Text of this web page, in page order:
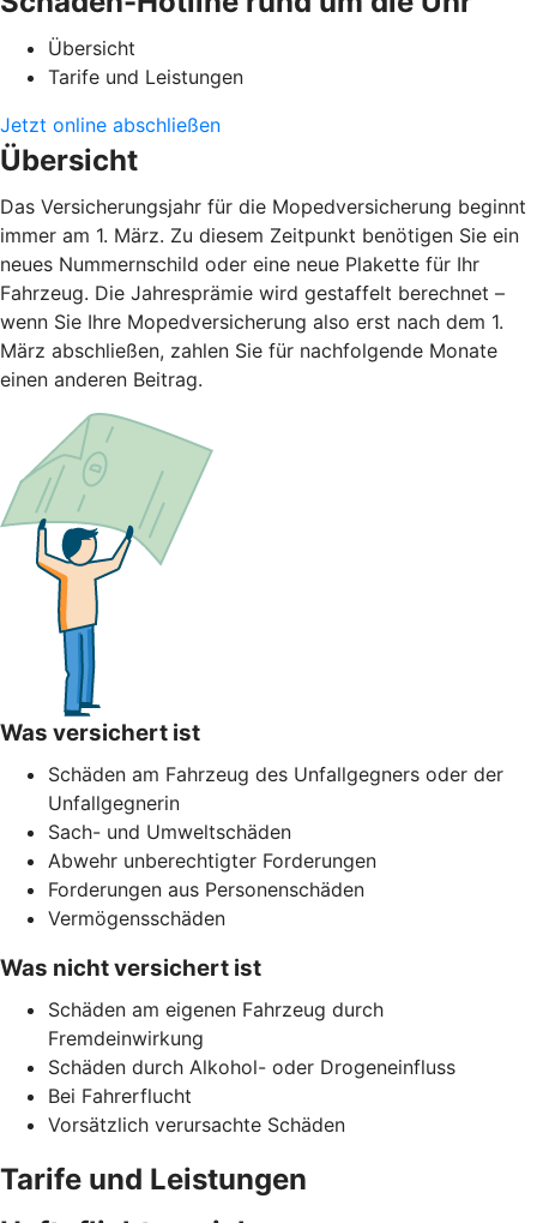
Übersicht
Tarife und Leistungen
Jetzt online abschließen
Übersicht
Das Versicherungsjahr für die Mopedversicherung beginnt
immer am 1. März. Zu diesem Zeitpunkt benötigen Sie ein
neues Nummernschild oder eine neue Plakette für Ihr
Fahrzeug. Die Jahresprämie wird gestaffelt berechnet –
wenn Sie Ihre Mopedversicherung also erst nach dem 1.
März abschließen, zahlen Sie für nachfolgende Monate
einen anderen Beitrag.
Was versichert ist
Schäden am Fahrzeug des Unfallgegners oder der
Unfallgegnerin
Sach- und Umweltschäden
Abwehr unberechtigter Forderungen
Forderungen aus Personenschäden
Vermögensschäden
Was nicht versichert ist
Schäden am eigenen Fahrzeug durch
Fremdeinwirkung
Schäden durch Alkohol- oder Drogeneinfluss
Bei Fahrerflucht
Vorsätzlich verursachte Schäden
Tarife und Leistungen